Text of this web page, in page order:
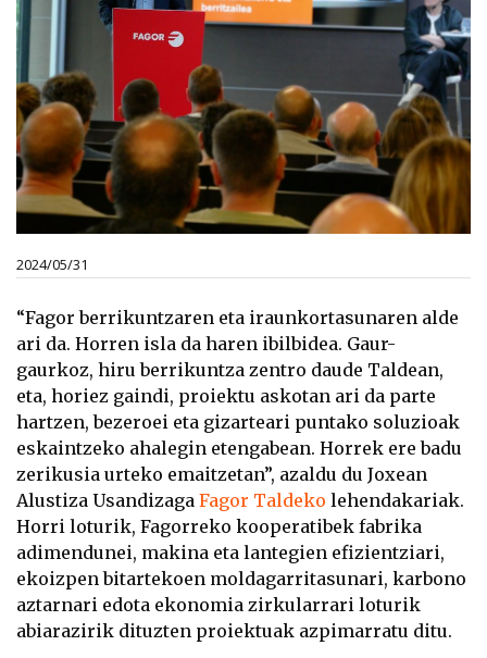
2024/05/31
“Fagor berrikuntzaren eta iraunkortasunaren alde
ari da. Horren isla da haren ibilbidea. Gaur-
gaurkoz, hiru berrikuntza zentro daude Taldean,
eta, horiez gaindi, proiektu askotan ari da parte
hartzen, bezeroei eta gizarteari puntako soluzioak
eskaintzeko ahalegin etengabean. Horrek ere badu
zerikusia urteko emaitzetan”, azaldu du Joxean
Alustiza Usandizaga Fagor Taldeko lehendakariak.
Horri loturik, Fagorreko kooperatibek fabrika
adimendunei, makina eta lantegien efizientziari,
ekoizpen bitartekoen moldagarritasunari, karbono
aztarnari edota ekonomia zirkularrari loturik
abiarazirik dituzten proiektuak azpimarratu ditu.